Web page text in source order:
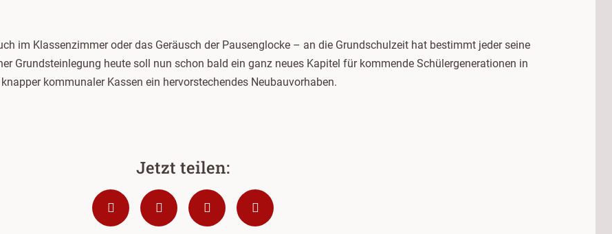
im Klassenzimmer oder das Geräusch der Pausenglocke – an die Grundschulzeit hat bestimmt jeder seine
Grundsteinlegung heute soll nun schon bald ein ganz neues Kapitel für kommende Schülergenerationen in
kommunaler Kassen ein hervorstechendes Neubauvorhaben.